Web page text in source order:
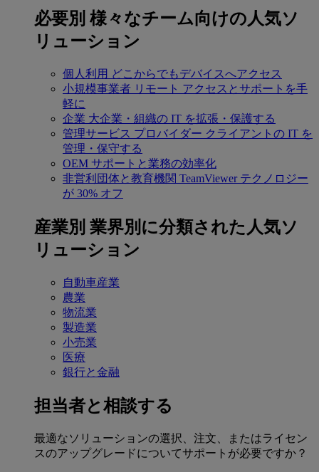
必要別 様々なチーム向けの人気ソ
リューション
個人利用 どこからでもデバイスへアクセス
小規模事業者 リモート アクセスとサポートを手
軽に
企業 大企業・組織の IT を拡張・保護する
管理サービス プロバイダー クライアントの IT を
管理・保守する
OEM サポートと業務の効率化
非営利団体と教育機関 TeamViewer テクノロジー
が 30% オフ
産業別 業界別に分類された人気ソ
リューション
自動車産業
農業
物流業
製造業
小売業
医療
銀行と金融
担当者と相談する
最適なソリューションの選択、注文、またはライセン
スのアップグレードについてサポートが必要ですか？